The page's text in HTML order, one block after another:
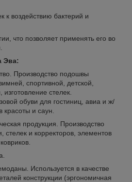
к воздействию бактерий и
что позволяет применять его во
Эва:
Производство подошвы
спортивной, детской,
стелек.
обуви для гостиниц, авиа и ж/
красоты и саун.
продукция. Производство
стелек и корректоров, элементов
Используется в качестве
конструкции (эргономичная